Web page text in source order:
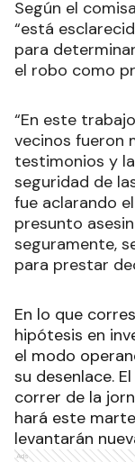
Según el
“está
para
el robo como
“En este
vecinos fueron
testimonios y
seguridad de
fue aclarando
presunto
seguramente,
para prestar
En lo que
hipótesis en
el modo
su desenlace.
correr de la
hará este
levantarán
Ads